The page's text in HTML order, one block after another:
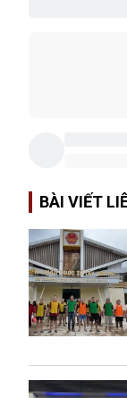
BÀI VIẾT